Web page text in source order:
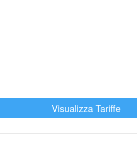
Visualizza Tariffe